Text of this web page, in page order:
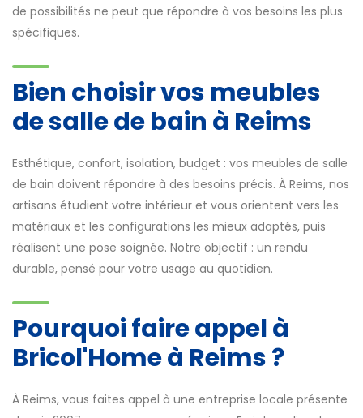
de possibilités ne peut que répondre à vos besoins les plus
spécifiques.
Bien choisir vos meubles
de salle de bain à Reims
Esthétique, confort, isolation, budget : vos meubles de salle
de bain doivent répondre à des besoins précis. À Reims, nos
artisans étudient votre intérieur et vous orientent vers les
matériaux et les configurations les mieux adaptés, puis
réalisent une pose soignée. Notre objectif : un rendu
durable, pensé pour votre usage au quotidien.
Pourquoi faire appel à
Bricol'Home à Reims ?
À Reims, vous faites appel à une entreprise locale présente